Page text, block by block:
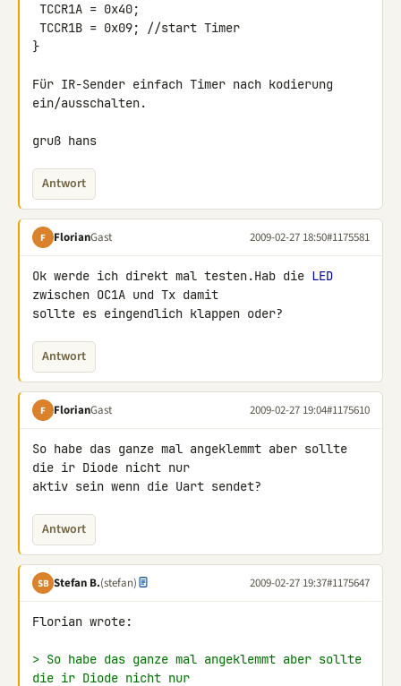
}
Für IR-Sender einfach Timer nach kodierung
ein/ausschalten.
gruß hans
Antwort
F FlorianGast 2009-02-27 18:50#1175581
Ok werde ich direkt mal testen.Hab die LED
zwischen OC1A und Tx damit
sollte es eingendlich klappen oder?
Antwort
F FlorianGast 2009-02-27 19:04#1175610
So habe das ganze mal angeklemmt aber sollte
die ir Diode nicht nur
aktiv sein wenn die Uart sendet?
Antwort
SB Stefan B.(stefan) 2009-02-27 19:37#1175647
Florian wrote:
> So habe das ganze mal angeklemmt aber sollte
die ir Diode nicht nur